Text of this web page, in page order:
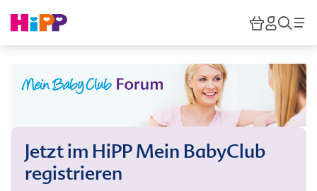
HiPP
Jetzt im HiPP Mein BabyClub
registrieren